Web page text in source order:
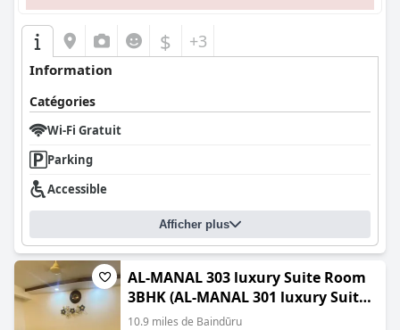
$ +3
Information
Catégories
Wi-Fi Gratuit
Parking
Accessible
Afficher plus
AL-MANAL 303 luxury Suite Room
3BHK (AL-MANAL 301 luxury Suite
3BHK)
10.9 miles de Baindūru